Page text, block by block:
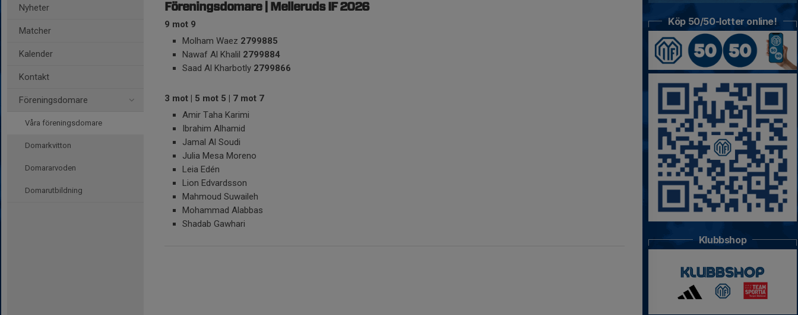
Nyheter
Matcher
Kalender
Kontakt
Föreningsdomare
Våra föreningsdomare
Domarkvitton
Domararvoden
Domarutbildning
Föreningsdomare | Melleruds IF 2026
9 mot 9
Molham Waez 2799885
Nawaf Al Khalil 2799884
Saad Al Kharbotly 2799866
3 mot | 5 mot 5 | 7 mot 7
Amir Taha Karimi
Ibrahim Alhamid
Jamal Al Soudi
Julia Mesa Moreno
Leia Edén
Lion Edvardsson
Mahmoud Suwaileh
Mohammad Alabbas
Shadab Gawhari
Köp 50/50-lotter online!
Klubbshop